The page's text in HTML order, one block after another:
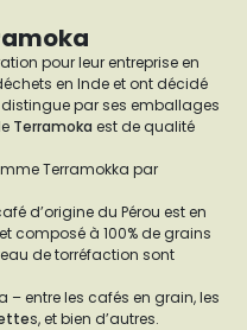
pour leur entreprise en
en Inde et ont décidé
par ses emballages
Terramoka est de qualité
Terramokka par
d’origine du Pérou est en
composé à 100% de grains
de torréfaction sont
– entre les cafés en grain, les
s, et bien d’autres.